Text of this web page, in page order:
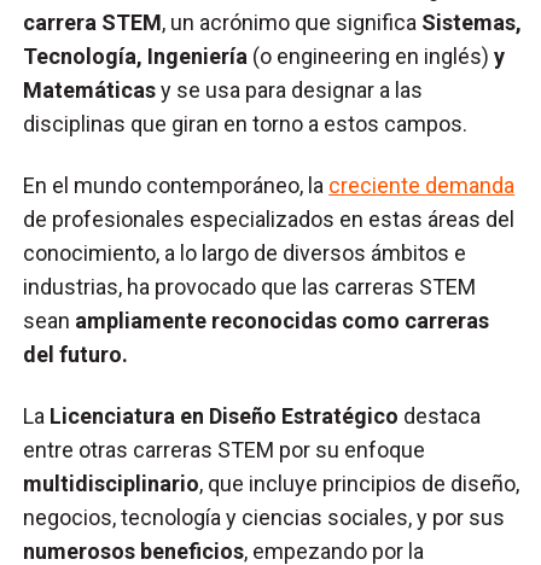
carrera STEM, un acrónimo que significa Sistemas,
Tecnología, Ingeniería (o engineering en inglés)y
Matemáticasy se usa para designar a las
disciplinas que giran en torno a estos campos.
En el mundo contemporáneo, la creciente demanda
de profesionales especializados en estas áreas del
conocimiento, a lo largo de diversos ámbitos e
industrias, ha provocado que las carreras STEM
sean ampliamente reconocidas como carreras
del futuro.
La Licenciatura en Diseño Estratégico destaca
entre otras carreras STEM por su enfoque
multidisciplinario, que incluye principios de diseño,
negocios, tecnología y ciencias sociales, y por sus
numerosos beneficios, empezando por la